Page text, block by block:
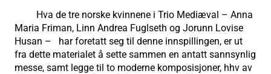
Hva de tre norske kvinnene i Trio Mediæval – Anna
Maria Friman, Linn Andrea Fuglseth og Jorunn Lovise
Husan – har foretatt seg til denne innspillingen, er ut
fra dette materialet å sette sammen en antatt sannsynlig
messe, samt legge til to moderne komposisjoner, hhv av